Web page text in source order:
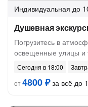
Индивидуальная до
Душевная
Погрузитесь в
освещенные улицы и
Сегодня в 18:00
от4800 ₽за всё до